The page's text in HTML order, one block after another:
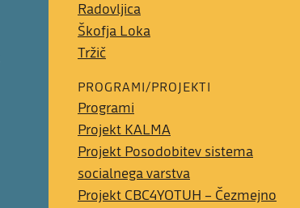
Radovljica
Škofja Loka
Tržič
PROGRAMI/PROJEKTI
Programi
Projekt KALMA
Projekt Posodobitev sistema
socialnega varstva
Projekt CBC4YOTUH – Čezmejno